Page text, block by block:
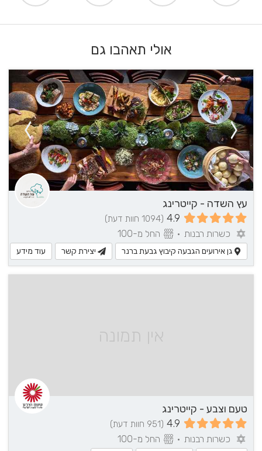
אולי תאהבו גם
עץ השדה - קייטרינג
4.9 (1094 חוות דעת)
כשרות רבנות • החל מ-100
גן אירועים הגבעה קיבוץ גבעת ברנר יצירת קשר עוד מידע
אין תמונה
טעם וצבע - קייטרינג
4.9 (951 חוות דעת)
כשרות רבנות • החל מ-100